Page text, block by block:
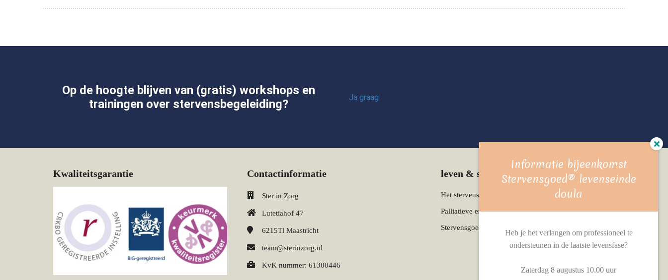
Op de hoogte blijven van (gratis) workshops en
trainingen over stervensbegeleiding?
Ja graag
Kwaliteitsgarantie Contactinformatie
Ster in Zorg
Lutetiahof 47
6215Tl Maastricht
team@sterinzorg.nl
KvK nummer: 61300446
leven & sterven kennisbank
Het stervensproces
Palliatieve en terminale zorg
Stervensgoed levenseinde doula
Informatie bijeenkomst
Stervensgoed® levenseinde
doula
Heb je het verlangen om professioneel te
ondersteunen in de laatste levensfase?
Zaterdag 8 augustus 10.00 uur